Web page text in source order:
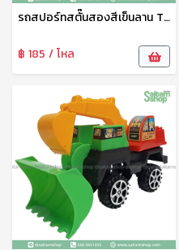
รถสปอร์ทสตั๊นสองสีเข็นลาน TYBL-50512 Zonertoy
฿ 185 / โหล